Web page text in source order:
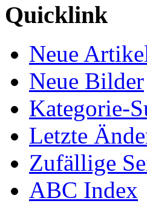
Quicklink
Neue
Neue Bilder
Kategorie-
Letzte
Zufällige
ABC Index